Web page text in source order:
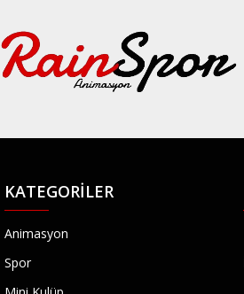
KATEGORILER
Animasyon
Spor